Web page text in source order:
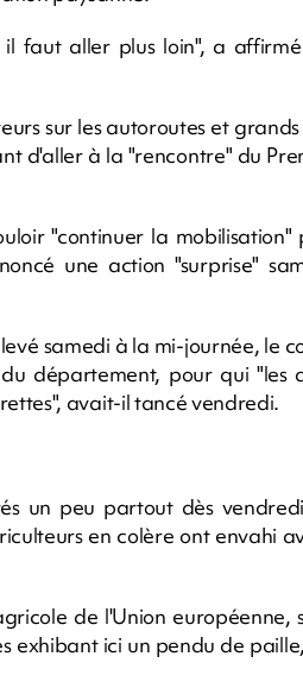
faut aller plus loin", a
sur les autoroutes et
d'aller à la "rencontre" du
"continuer la mobilisation"
une action "surprise"
samedi à la mi-journée, le
département, pour qui "les
avait-il tancé vendredi.
un peu partout dès
en colère ont envahi
de l'Union européenne,
exhibant ici un pendu de